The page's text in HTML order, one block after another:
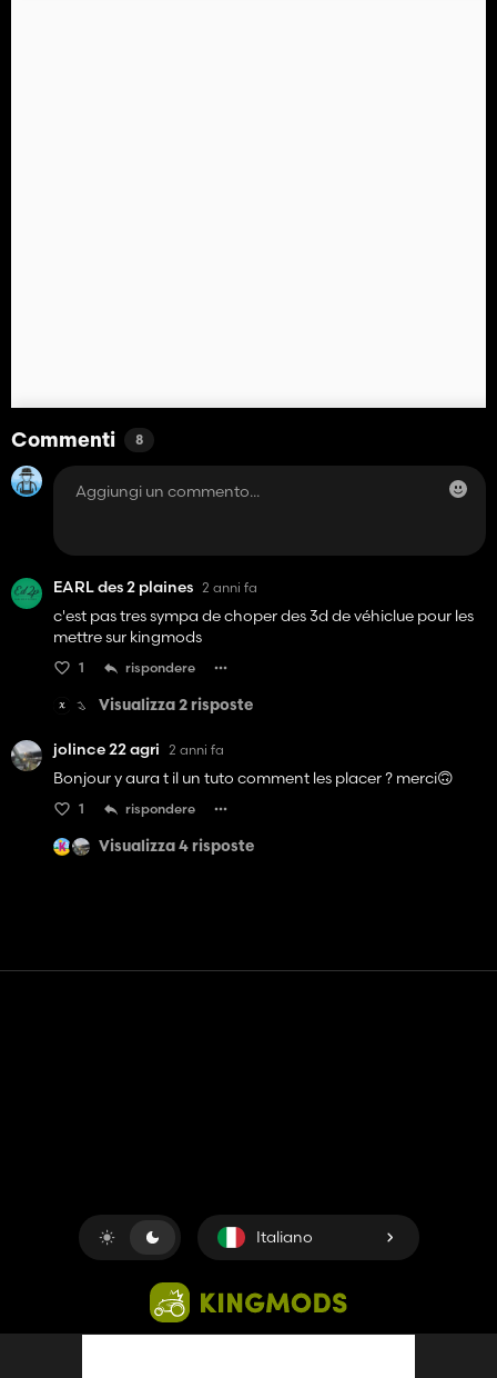
Commenti 8
EARL des 2 plaines 2 anni fa
c'est pas tres sympa de choper des 3d de véhiclue pour les
mettre sur kingmods
1 rispondere
Visualizza 2 risposte
jolince 22 agri 2 anni fa
Bonjour y aura t il un tuto comment les placer ? merci🙃
1 rispondere
Visualizza 4 risposte
Italiano